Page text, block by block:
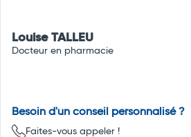
Louise TALLEU
Docteur en pharmacie
Besoin d'un conseil personnalisé ?
Faites-vous appeler !